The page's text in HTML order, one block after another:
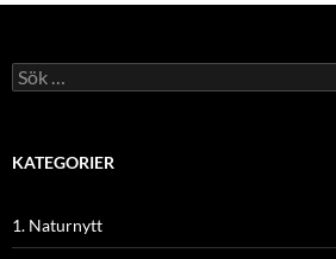
Sök
efter:
KATEGORIER
1. Naturnytt